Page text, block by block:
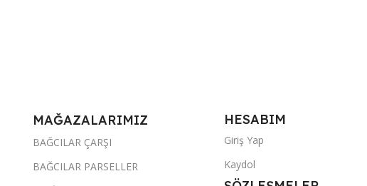
MAĞAZALARIMIZ
BAĞCILAR ÇARŞI
BAĞCILAR PARSELLER
HESABIM
Giriş Yap
Kaydol